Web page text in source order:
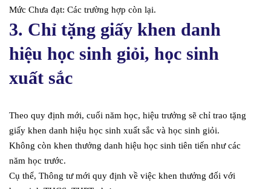
Mức Chưa đạt: Các trường hợp còn lại.
3. Chỉ tặng giấy khen danh
hiệu học sinh giỏi, học sinh
xuất sắc
Theo quy định mới, cuối năm học, hiệu trưởng sẽ chỉ trao tặng
giấy khen danh hiệu học sinh xuất sắc và học sinh giỏi.
Không còn khen thưởng danh hiệu học sinh tiên tiến như các
năm học trước.
Cụ thể, Thông tư mới quy định về việc khen thưởng đối với